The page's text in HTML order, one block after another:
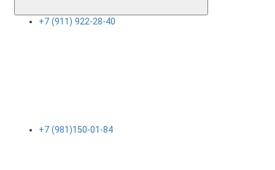
+7 (911) 922-28-40
+7 (981)150-01-84